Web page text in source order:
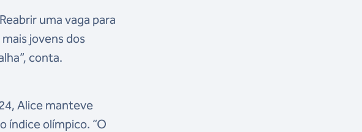
uma vaga para
jovens dos
conta.
Alice manteve
índice olímpico. “O